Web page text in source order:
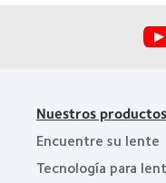
Nuestros productos
Encuentre su lente
Tecnología para